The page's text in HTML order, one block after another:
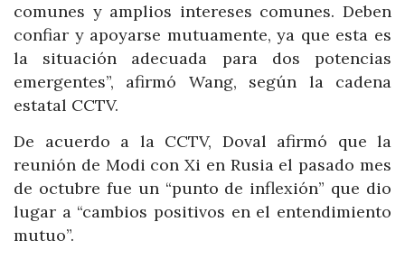
comunes y amplios intereses comunes. Deben
confiar y apoyarse mutuamente, ya que esta es
la situación adecuada para dos potencias
emergentes”, afirmó Wang, según la cadena
estatal CCTV.
De acuerdo a la CCTV, Doval afirmó que la
reunión de Modi con Xi en Rusia el pasado mes
de octubre fue un “punto de inflexión” que dio
lugar a “cambios positivos en el entendimiento
mutuo”.